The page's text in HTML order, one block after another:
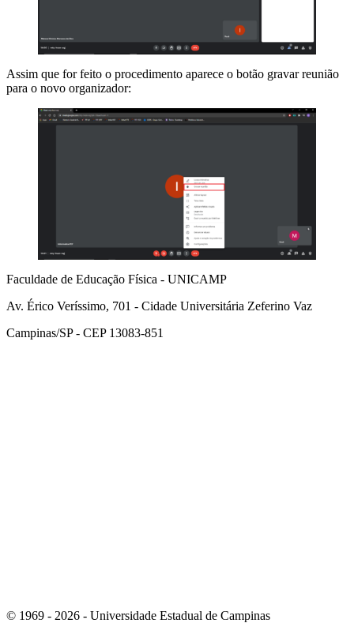
Assim que for feito o procedimento aparece o botão gravar reunião
para o novo organizador:
Faculdade de Educação Física - UNICAMP
Av. Érico Veríssimo, 701 - Cidade Universitária Zeferino Vaz
Campinas/SP - CEP 13083-851
© 1969 - 2026 - Universidade Estadual de Campinas